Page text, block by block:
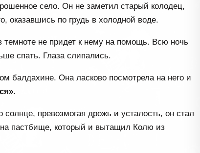
село. Он не заметил старый колодец,
оказавшись по грудь в холодной воде.
темноте не придет к нему на помощь. Всю ночь
спать. Глаза слипались.
балдахине. Она ласково посмотрела на него и
.
превозмогая дрожь и усталость, он стал
пастбище, который и вытащил Колю из